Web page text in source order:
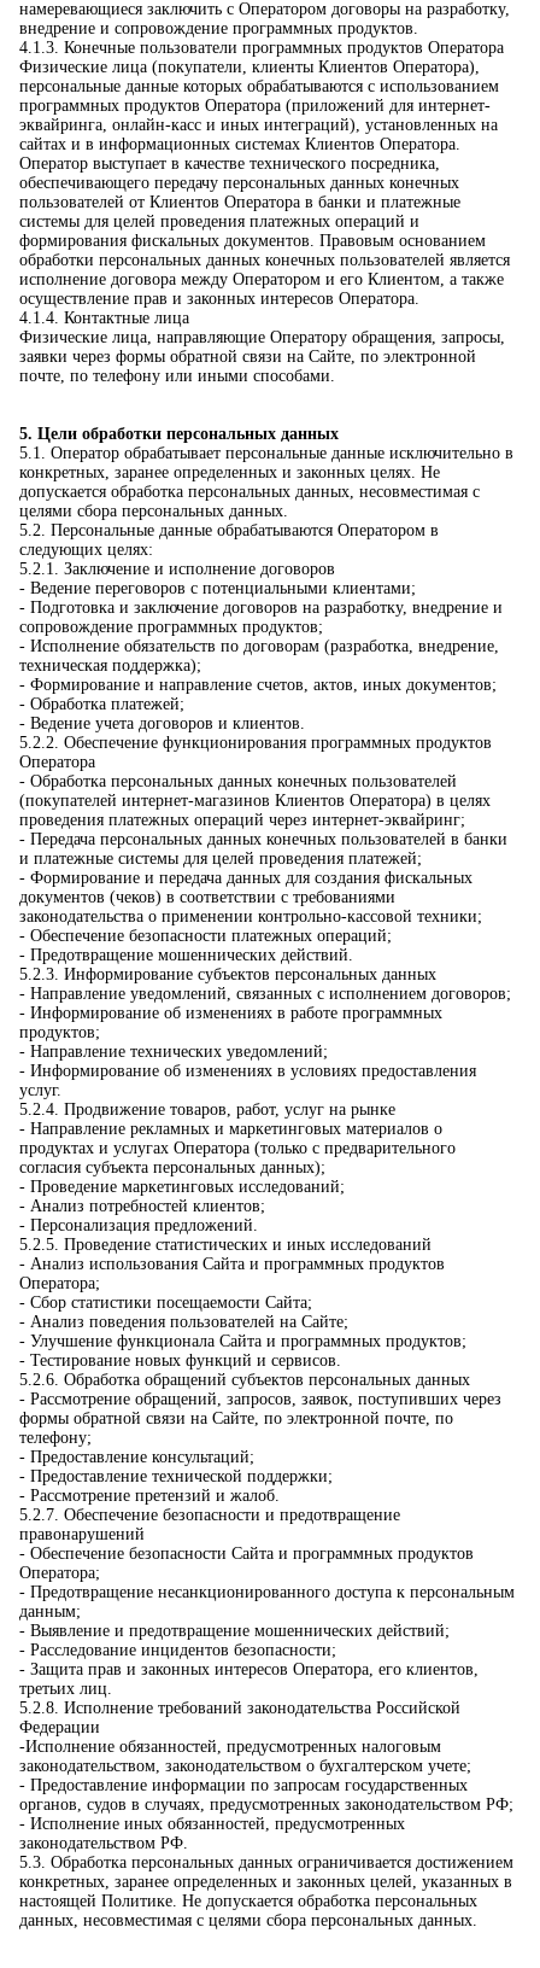
намеревающиеся заключить с Оператором договоры на разработку,
внедрение и сопровождение программных продуктов.
4.1.3. Конечные пользователи программных продуктов Оператора
Физические лица (покупатели, клиенты Клиентов Оператора),
персональные данные которых обрабатываются с использованием
программных продуктов Оператора (приложений для интернет-
эквайринга, онлайн-касс и иных интеграций), установленных на
сайтах и в информационных системах Клиентов Оператора.
Оператор выступает в качестве технического посредника,
обеспечивающего передачу персональных данных конечных
пользователей от Клиентов Оператора в банки и платежные
системы для целей проведения платежных операций и
формирования фискальных документов. Правовым основанием
обработки персональных данных конечных пользователей является
исполнение договора между Оператором и его Клиентом, а также
осуществление прав и законных интересов Оператора.
4.1.4. Контактные лица
Физические лица, направляющие Оператору обращения, запросы,
заявки через формы обратной связи на Сайте, по электронной
почте, по телефону или иными способами.
5. Цели обработки персональных данных
5.1. Оператор обрабатывает персональные данные исключительно в
конкретных, заранее определенных и законных целях. Не
допускается обработка персональных данных, несовместимая с
целями сбора персональных данных.
5.2. Персональные данные обрабатываются Оператором в
следующих целях:
5.2.1. Заключение и исполнение договоров
- Ведение переговоров с потенциальными клиентами;
- Подготовка и заключение договоров на разработку, внедрение и
сопровождение программных продуктов;
- Исполнение обязательств по договорам (разработка, внедрение,
техническая поддержка);
- Формирование и направление счетов, актов, иных документов;
- Обработка платежей;
- Ведение учета договоров и клиентов.
5.2.2. Обеспечение функционирования программных продуктов
Оператора
- Обработка персональных данных конечных пользователей
(покупателей интернет-магазинов Клиентов Оператора) в целях
проведения платежных операций через интернет-эквайринг;
- Передача персональных данных конечных пользователей в банки
и платежные системы для целей проведения платежей;
- Формирование и передача данных для создания фискальных
документов (чеков) в соответствии с требованиями
законодательства о применении контрольно-кассовой техники;
- Обеспечение безопасности платежных операций;
- Предотвращение мошеннических действий.
5.2.3. Информирование субъектов персональных данных
- Направление уведомлений, связанных с исполнением договоров;
- Информирование об изменениях в работе программных
продуктов;
- Направление технических уведомлений;
- Информирование об изменениях в условиях предоставления
услуг.
5.2.4. Продвижение товаров, работ, услуг на рынке
- Направление рекламных и маркетинговых материалов о
продуктах и услугах Оператора (только с предварительного
согласия субъекта персональных данных);
- Проведение маркетинговых исследований;
- Анализ потребностей клиентов;
- Персонализация предложений.
5.2.5. Проведение статистических и иных исследований
- Анализ использования Сайта и программных продуктов
Оператора;
- Сбор статистики посещаемости Сайта;
- Анализ поведения пользователей на Сайте;
- Улучшение функционала Сайта и программных продуктов;
- Тестирование новых функций и сервисов.
5.2.6. Обработка обращений субъектов персональных данных
- Рассмотрение обращений, запросов, заявок, поступивших через
формы обратной связи на Сайте, по электронной почте, по
телефону;
- Предоставление консультаций;
- Предоставление технической поддержки;
- Рассмотрение претензий и жалоб.
5.2.7. Обеспечение безопасности и предотвращение
правонарушений
- Обеспечение безопасности Сайта и программных продуктов
Оператора;
- Предотвращение несанкционированного доступа к персональным
данным;
- Выявление и предотвращение мошеннических действий;
- Расследование инцидентов безопасности;
- Защита прав и законных интересов Оператора, его клиентов,
третьих лиц.
5.2.8. Исполнение требований законодательства Российской
Федерации
-Исполнение обязанностей, предусмотренных налоговым
законодательством, законодательством о бухгалтерском учете;
- Предоставление информации по запросам государственных
органов, судов в случаях, предусмотренных законодательством РФ;
- Исполнение иных обязанностей, предусмотренных
законодательством РФ.
5.3. Обработка персональных данных ограничивается достижением
конкретных, заранее определенных и законных целей, указанных в
настоящей Политике. Не допускается обработка персональных
данных, несовместимая с целями сбора персональных данных.